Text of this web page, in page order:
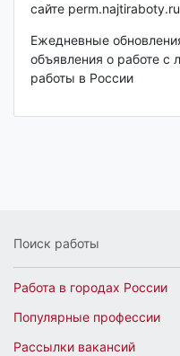
сайте perm.najtiraboty.ru
Ежедневные
объявления о работе с
работы в России
Поиск работы
Работа в городах России
Популярные профессии
Рассылки вакансий